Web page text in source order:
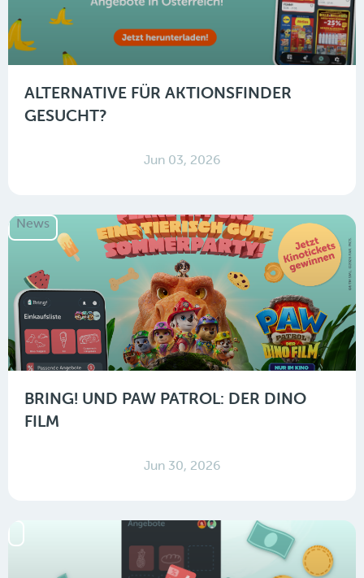
ALTERNATIVE FÜR AKTIONSFINDER
GESUCHT?
Jun 03, 2026
News
BRING! UND PAW PATROL: DER DINO
FILM
Jun 30, 2026